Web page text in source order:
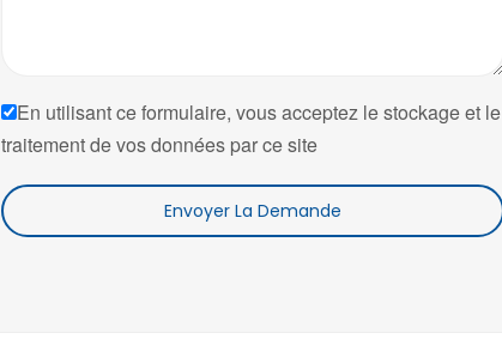
En utilisant ce formulaire, vous acceptez le stockage et le
traitement de vos données par ce site
Envoyer La Demande